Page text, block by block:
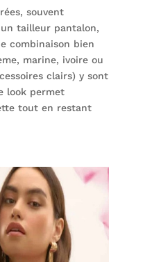
souvent
tailleur pantalon,
combinaison bien
marine, ivoire ou
clairs) y sont
look permet
tout en restant